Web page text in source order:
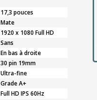
17,3 pouces
Mate
1920 x 1080 Full HD
Sans
En bas à droite
30 pin 19mm
Ultra-fine
Grade A+
Full HD IPS 60Hz